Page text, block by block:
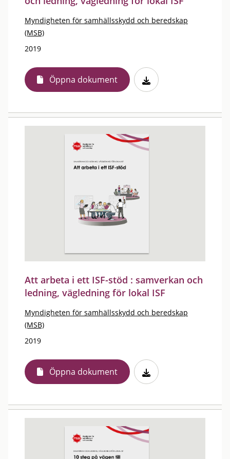
Myndigheten för samhällsskydd och beredskap
(MSB)
2019
Öppna dokument
Att arbeta i ett ISF-stöd : samverkan och
ledning, vägledning för lokal ISF
Myndigheten för samhällsskydd och beredskap
(MSB)
2019
Öppna dokument